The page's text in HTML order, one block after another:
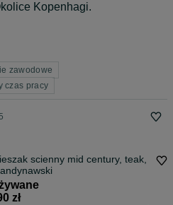
Kopenhagi.
zawodowe
czas pracy
scienny mid century, teak,
zł